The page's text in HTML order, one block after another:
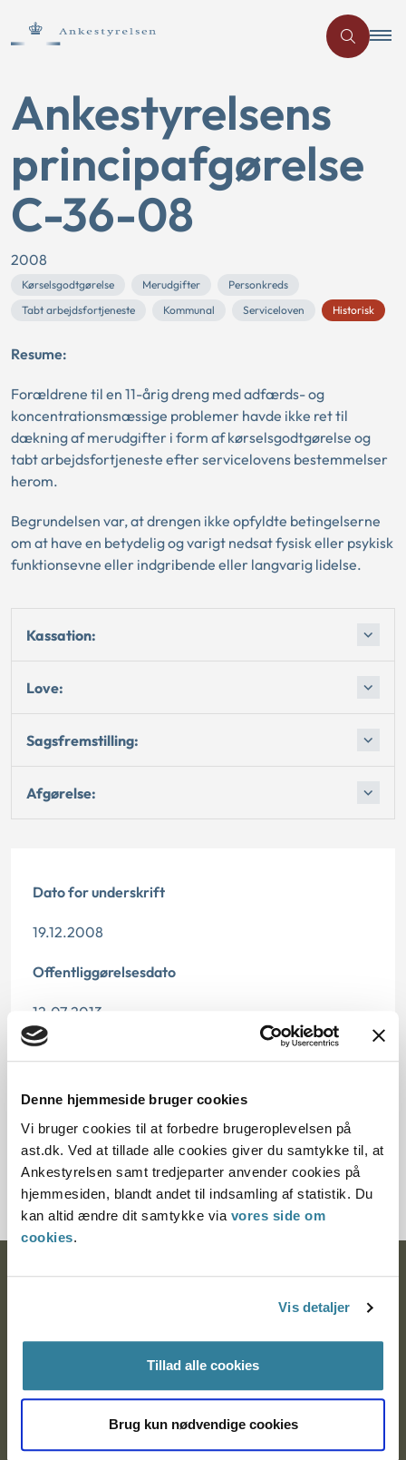
Denne hjemmeside bruger cookies
Vi bruger cookies til at forbedre brugeroplevelsen på
ast.dk. Ved at tillade alle cookies giver du samtykke til, at
Ankestyrelsen samt tredjeparter anvender cookies på
hjemmesiden, blandt andet til indsamling af statistik. Du
kan altid ændre dit samtykke via vores side om
cookies.
Vis detaljer
Tillad alle cookies
Brug kun nødvendige cookies
Ankestyrelsens
principafgørelse
C-36-08
2008
Kørselsgodtgørelse Merudgifter
Personkreds
Tabt arbejdsfortjeneste
Kommunal Serviceloven Historisk
Resume:
Forældrene til en 11-årig dreng med adfærds- og
koncentrationsmæssige problemer havde ikke ret til
dækning af merudgifter i form af kørselsgodtgørelse og
tabt arbejdsfortjeneste efter servicelovens bestemmelser
herom.
Begrundelsen var, at drengen ikke opfyldte betingelserne
om at have en betydelig og varigt nedsat fysisk eller psykisk
funktionsevne eller indgribende eller langvarig lidelse.
Kassation:
Love:
Sagsfremstilling:
Afgørelse:
Dato for underskrift
19.12.2008
Offentliggørelsesdato
12.07.2013
Paragraf
§ 41 § 42
Journalnummer
3500091-08
Ankestyrelsen
Ankestyrelsen Aalborg